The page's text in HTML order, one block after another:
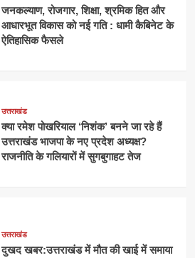
जनकल्याण, रोजगार, शिक्षा, श्रमिक हित और
आधारभूत विकास को नई गति : धामी कैबिनेट के
ऐतिहासिक फैसले
उत्तराखंड
क्या रमेश पोखरियाल ‘निशंक’ बनने जा रहे हैं
उत्तराखंड भाजपा के नए प्रदेश अध्यक्ष?
राजनीति के गलियारों में सुगबुगाहट तेज
उत्तराखंड
दुखद खबर:उत्तराखंड में मौत की खाई में समाया